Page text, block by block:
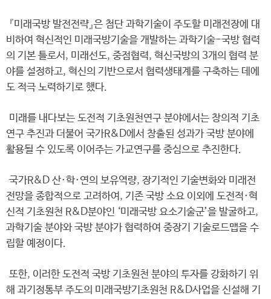
『미래국방 발전전략』은 첨단 과학기술이 주도할 미래전장에 대
비하여 혁신적인 미래국방기술을 개발하는 과학기술-국방 협력
의 기본 틀로서, 미래선도, 중점협력, 혁신국방의 3개의 협력 분
야를 설정하고, 혁신의 기반으로서 협력생태계를 구축하는 데에
도 적극 노력하기로 했다.
미래를 내다보는 도전적 기초원천연구 분야에서는 창의적 기초
연구 추진과 더불어 국가R&D에서 창출된 성과가 국방 분야에
활용될 수 있도록 이어주는 가교연구를 중심으로 추진한다.
국가R&D 산·학·연의 보유역량, 장기적인 기술변화와 미래전
전망을 종합적으로 고려하여, 기존 국방 소요 이외에 도전적·혁
신적 기초원천 R&D분야인 ‘미래국방 요소기술군’을 발굴하고,
과학기술 분야와 국방 분야가 협력하여 중장기 기술로드맵을 수
립할 예정이다.
또한, 이러한 도전적 국방 기초원천 분야의 투자를 강화하기 위
해 과기정통부 주도의 미래국방기초원천 R&D사업을 신설해 기